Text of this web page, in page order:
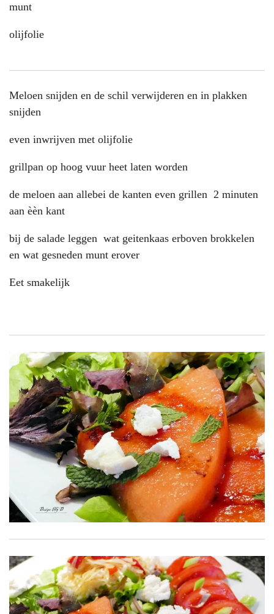
munt
olijfolie
Meloen snijden en de schil verwijderen en in plakken
snijden
even inwrijven met olijfolie
grillpan op hoog vuur heet laten worden
de meloen aan allebei de kanten even grillen 2 minuten
aan èèn kant
bij de salade leggen wat geitenkaas erboven brokkelen
en wat gesneden munt erover
Eet smakelijk